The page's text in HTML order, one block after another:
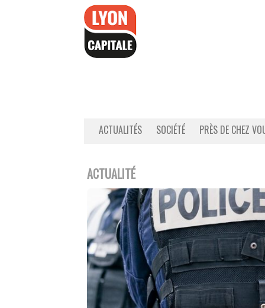
ACTUALITÉS SOCIÉTÉ PRÈS DE CHEZ
ACTUALITÉ